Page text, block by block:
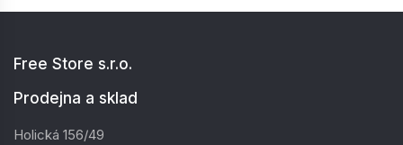
Free Store s.r.o.
Prodejna a sklad
Holická 156/49